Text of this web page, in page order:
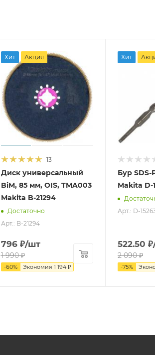
Хит Акция
13
Диск универсальный
BiM, 85 мм, OIS, TMA003
Makita B-21294
Достаточно
Арт.: B-21294
796₽/шт
1 990₽
-60% Экономия 1 194₽
Хит
Бур SDS-
Makita D-
Арт.: D-
522.50 ₽
2 090₽
-75%